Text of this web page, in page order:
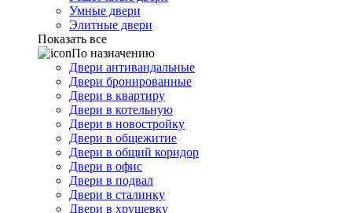
Умные двери
Элитные двери
Показать все
По назначению
Двери антивандальные
Двери бронированные
Двери в квартиру
Двери в котельную
Двери в новостройку
Двери в общежитие
Двери в общий коридор
Двери в офис
Двери в подвал
Двери в сталинку
Двери в хрущевку